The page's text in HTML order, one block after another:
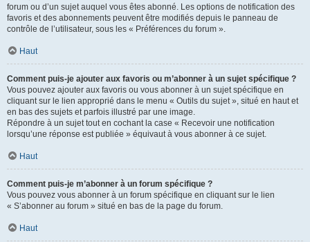
forum ou d’un sujet auquel vous êtes abonné. Les options de notification des
favoris et des abonnements peuvent être modifiés depuis le panneau de
contrôle de l’utilisateur, sous les « Préférences du forum ».
Haut
Comment puis-je ajouter aux favoris ou m’abonner à un sujet spécifique ?
Vous pouvez ajouter aux favoris ou vous abonner à un sujet spécifique en
cliquant sur le lien approprié dans le menu « Outils du sujet », situé en haut et
en bas des sujets et parfois illustré par une image.
Répondre à un sujet tout en cochant la case « Recevoir une notification
lorsqu’une réponse est publiée » équivaut à vous abonner à ce sujet.
Haut
Comment puis-je m’abonner à un forum spécifique ?
Vous pouvez vous abonner à un forum spécifique en cliquant sur le lien
« S’abonner au forum » situé en bas de la page du forum.
Haut